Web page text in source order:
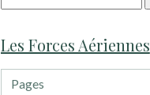
Les Forces Aériennes